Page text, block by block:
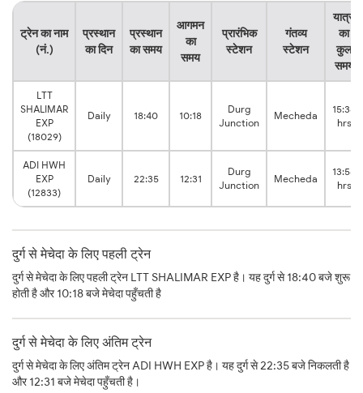
ट्रेन का नाम
(नं.)
प्रस्थान
का दिन
प्रस्थान
का समय
आगमन
का
समय
प्रारंभिक
स्टेशन
गंतव्य
स्टेशन
यात्रा
का
कुल
समय
LTT
SHALIMAR
EXP
(18029)
Daily 18:40 10:18
Durg
Junction
Mecheda
15:38
hrs
ADI HWH
EXP
(12833)
Daily 22:35 12:31
Durg
Junction
Mecheda
13:56
hrs
दुर्ग से मेचेदा के लिए पहली ट्रेन
दुर्ग से मेचेदा के लिए पहली ट्रेन LTT SHALIMAR EXP है। यह दुर्ग से 18:40 बजे शुरू
होती है और 10:18 बजे मेचेदा पहुँचती है
दुर्ग से मेचेदा के लिए अंतिम ट्रेन
दुर्ग से मेचेदा के लिए अंतिम ट्रेन ADI HWH EXP है। यह दुर्ग से 22:35 बजे निकलती है
और 12:31 बजे मेचेदा पहुँचती है।